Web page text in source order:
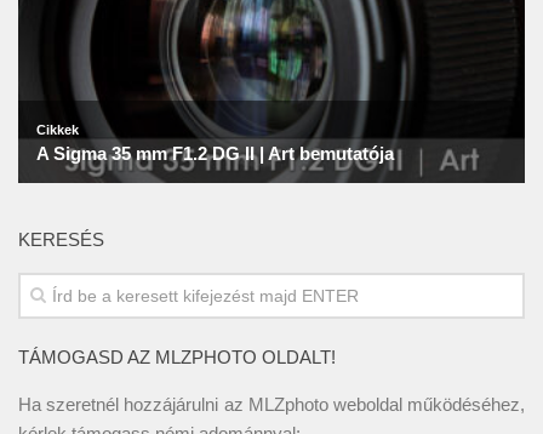
KERESÉS
TÁMOGASD AZ MLZPHOTO OLDALT!
Ha szeretnél hozzájárulni az MLZphoto weboldal működéséhez,